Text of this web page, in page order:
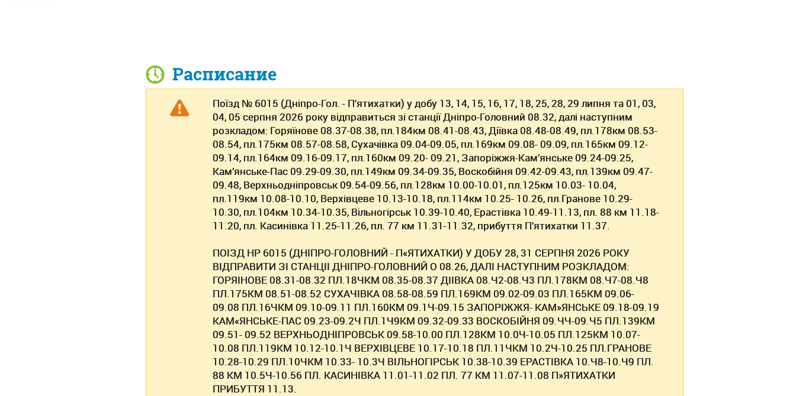
Расписание
Поїзд № 6015 (Днiпро-Гол. - П’ятихатки) у добу 13, 14, 15, 16, 17, 18, 25, 28, 29 липня та 01, 03,
04, 05 серпня 2026 року вiдправиться зі станції Днiпро-Головний 08.32, далі наступним
розкладом: Горяїнове 08.37-08.38, пл.184км 08.41-08.43, Дiївка 08.48-08.49, пл.178км 08.53-
08.54, пл.175км 08.57-08.58, Сухачiвка 09.04-09.05, пл.169км 09.08- 09.09, пл.165км 09.12-
09.14, пл.164км 09.16-09.17, пл.160км 09.20- 09.21, Запорiжжя-Кам’янське 09.24-09.25,
Кам’янське-Пас 09.29-09.30, пл.149км 09.34-09.35, Воскобiйня 09.42-09.43, пл.139км 09.47-
09.48, Верхньоднiпровськ 09.54-09.56, пл.128км 10.00-10.01, пл.125км 10.03- 10.04,
пл.119км 10.08-10.10, Верхiвцеве 10.13-10.18, пл.114км 10.25- 10.26, пл.Гранове 10.29-
10.30, пл.104км 10.34-10.35, Вiльногiрськ 10.39-10.40, Ерастiвка 10.49-11.13, пл. 88 км 11.18-
11.20, пл. Касинiвка 11.25-11.26, пл. 77 км 11.31-11.32, прибуття П’ятихатки 11.37.
ПОIЗД НР 6015 (ДНIПРО-ГОЛОВНИЙ - П«ЯТИХАТКИ) У ДОБУ 28, 31 СЕРПНЯ 2026 РОКУ
ВIДПРАВИТИ ЗI СТАНЦII ДНIПРО-ГОЛОВНИЙ О 08.26, ДАЛI НАСТУПНИМ РОЗКЛАДОМ:
ГОРЯIНОВЕ 08.31-08.32 ПЛ.18ЧКМ 08.35-08.37 ДIIВКА 08.Ч2-08.Ч3 ПЛ.178КМ 08.Ч7-08.Ч8
ПЛ.175КМ 08.51-08.52 СУХАЧIВКА 08.58-08.59 ПЛ.169КМ 09.02-09.03 ПЛ.165КМ 09.06-
09.08 ПЛ.16ЧКМ 09.10-09.11 ПЛ.160КМ 09.1Ч-09.15 ЗАПОРIЖЖЯ- КАМ»ЯНСЬКЕ 09.18-09.19
КАМ«ЯНСЬКЕ-ПАС 09.23-09.2Ч ПЛ.1Ч9КМ 09.32-09.33 ВОСКОБIЙНЯ 09.ЧЧ-09.Ч5 ПЛ.139КМ
09.51- 09.52 ВЕРХНЬОДНIПРОВСЬК 09.58-10.00 ПЛ.128КМ 10.0Ч-10.05 ПЛ.125КМ 10.07-
10.08 ПЛ.119КМ 10.12-10.1Ч ВЕРХIВЦЕВЕ 10.17-10.18 ПЛ.11ЧКМ 10.2Ч-10.25 ПЛ.ГРАНОВЕ
10.28-10.29 ПЛ.10ЧКМ 10.33- 10.3Ч ВІЛЬНОГIРСЬК 10.38-10.39 ЕРАСТIВКА 10.Ч8-10.Ч9 ПЛ.
88 КМ 10.5Ч-10.56 ПЛ. КАСИНIВКА 11.01-11.02 ПЛ. 77 КМ 11.07-11.08 П»ЯТИХАТКИ
ПРИБУТТЯ 11.13.